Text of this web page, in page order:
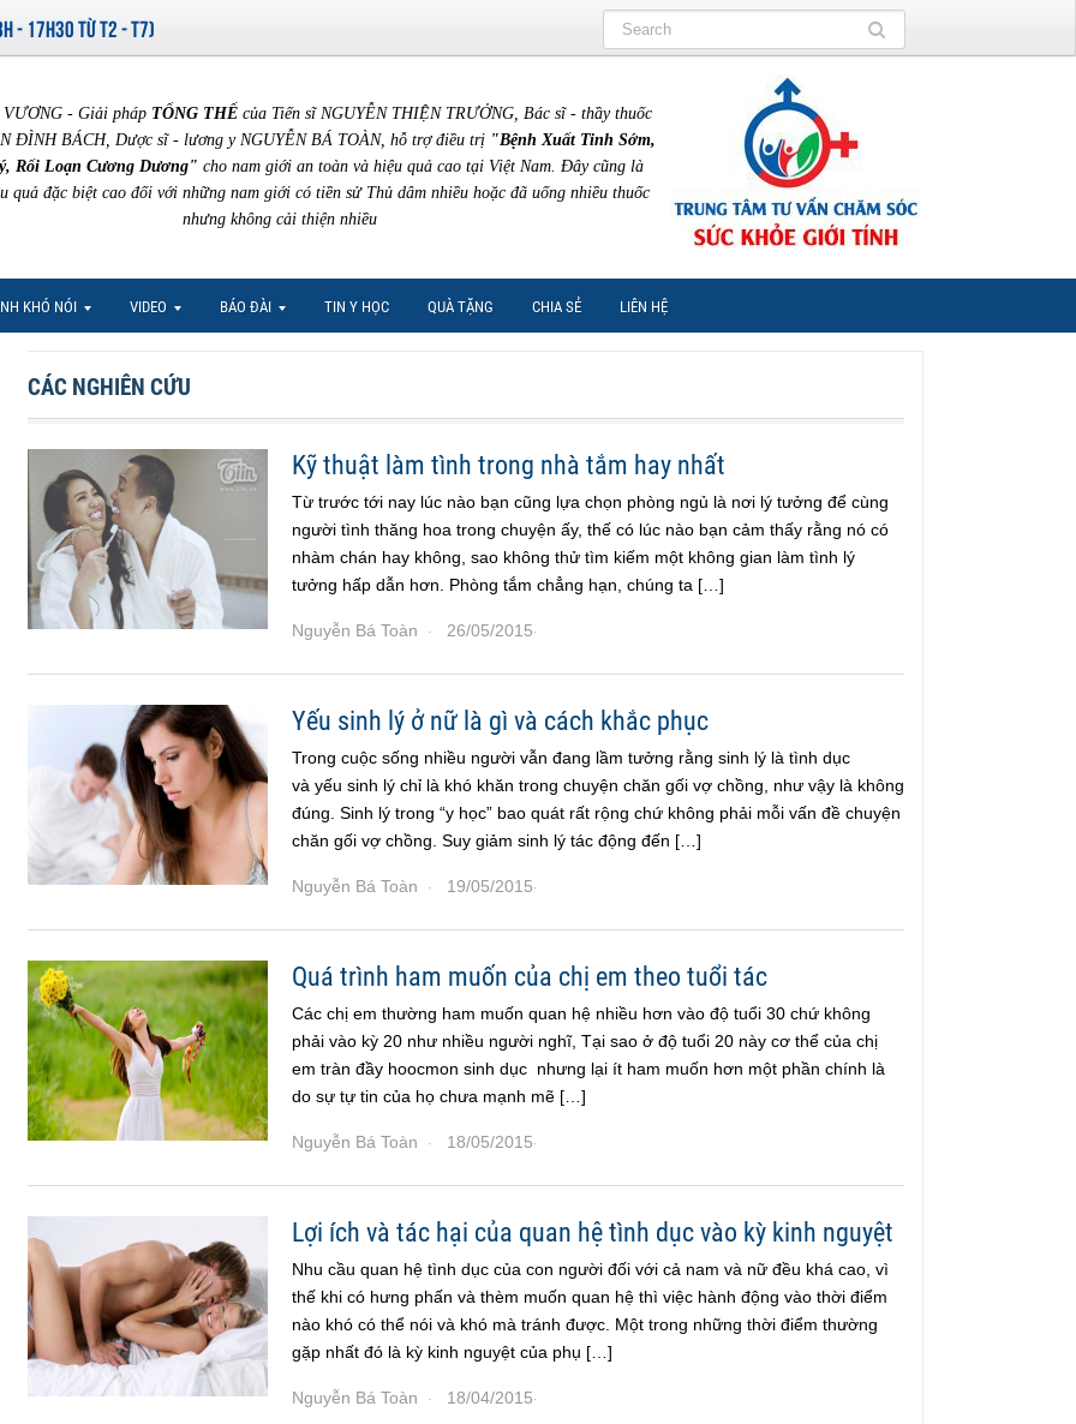
- 17H30 TỪ T2 - T7)
- Giải pháp TỔNG THỂcủa Tiến sĩ NGUYỄN THIỆN TRƯỞNG, Bác sĩ - thầy thuốc
ĐÌNH BÁCH, Dược sĩ - lương y NGUYỄN BÁ TOÀN, hỗ trợ điều trị "Bệnh Xuất Tinh Sớm,
Rối Loạn Cương Dương" cho nam giới an toàn và hiệu quả cao tại Việt Nam. Đây cũng là
quả đặc biệt cao đối với những nam giới có tiền sử Thủ dâm nhiều hoặc đã uống nhiều thuốc
nhưng không cải thiện nhiều
KHÓ NÓI VIDEO BÁO ĐÀI TIN Y HỌC QUÀ TẶNG CHIA SẺ LIÊN HỆ
CÁC NGHIÊN CỨU
Kỹ thuật làm tình trong nhà tắm hay nhất
Từ trước tới nay lúc nào bạn cũng lựa chọn phòng ngủ là nơi lý tưởng để cùng
người tình thăng hoa trong chuyện ấy, thế có lúc nào bạn cảm thấy rằng nó có
nhàm chán hay không, sao không thử tìm kiếm một không gian làm tình lý
tưởng hấp dẫn hơn. Phòng tắm chẳng hạn, chúng ta […]
Nguyễn Bá Toàn · 26/05/2015·
Yếu sinh lý ở nữ là gì và cách khắc phục
Trong cuộc sống nhiều người vẫn đang lầm tưởng rằng sinh lý là tình dục
và yếu sinh lý chỉ là khó khăn trong chuyện chăn gối vợ chồng, như vậy là không
đúng. Sinh lý trong “y học” bao quát rất rộng chứ không phải mỗi vấn đề chuyện
chăn gối vợ chồng. Suy giảm sinh lý tác động đến […]
Nguyễn Bá Toàn · 19/05/2015·
Quá trình ham muốn của chị em theo tuổi tác
Các chị em thường ham muốn quan hệ nhiều hơn vào độ tuổi 30 chứ không
phải vào kỳ 20 như nhiều người nghĩ, Tại sao ở độ tuổi 20 này cơ thể của chị
em tràn đầy hoocmon sinh dục nhưng lại ít ham muốn hơn một phần chính là
do sự tự tin của họ chưa mạnh mẽ […]
Nguyễn Bá Toàn · 18/05/2015·
Lợi ích và tác hại của quan hệ tình dục vào kỳ kinh nguyệt
Nhu cầu quan hệ tình dục của con người đối với cả nam và nữ đều khá cao, vì
thế khi có hưng phấn và thèm muốn quan hệ thì việc hành động vào thời điểm
nào khó có thể nói và khó mà tránh được. Một trong những thời điểm thường
gặp nhất đó là kỳ kinh nguyệt của phụ […]
Nguyễn Bá Toàn · 18/04/2015·